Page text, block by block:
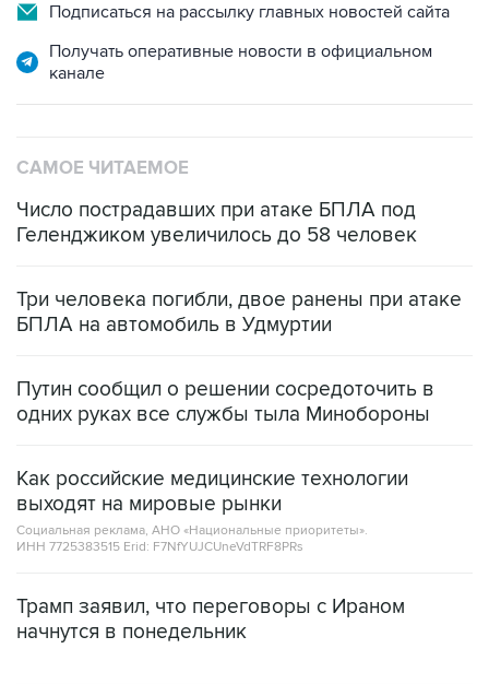
Подписаться на рассылку главных новостей сайта
Получать оперативные новости в официальном
канале
САМОЕ ЧИТАЕМОЕ
Число пострадавших при атаке БПЛА под
Геленджиком увеличилось до 58 человек
Три человека погибли, двое ранены при атаке
БПЛА на автомобиль в Удмуртии
Путин сообщил о решении сосредоточить в
одних руках все службы тыла Минобороны
Как российские медицинские технологии
выходят на мировые рынки
Социальная реклама, АНО «Национальные приоритеты».
ИНН 7725383515 Erid: F7NfYUJCUneVdTRF8PRs
Трамп заявил, что переговоры с Ираном
начнутся в понедельник